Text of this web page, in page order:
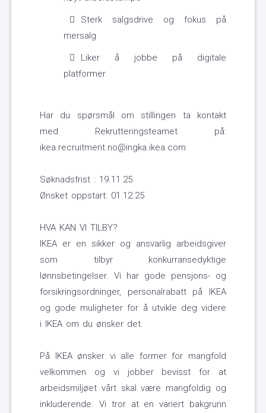
Sterk salgsdrive og fokus på
mersalg
Liker å jobbe på digitale
platformer
Har du spørsmål om stillingen ta kontakt
med Rekrutteringsteamet på:
ikea.recruitment.no@ingka.ikea.com
Søknadsfrist : 19.11.25
Ønsket oppstart: 01.12.25
HVA KAN VI TILBY?
IKEA er en sikker og ansvarlig arbeidsgiver
som tilbyr konkurransedyktige
lønnsbetingelser. Vi har gode pensjons- og
forsikringsordninger, personalrabatt på IKEA
og gode muligheter for å utvikle deg videre
i IKEA om du ønsker det.
På IKEA ønsker vi alle former for mangfold
velkommen og vi jobber bevisst for at
arbeidsmiljøet vårt skal være mangfoldig og
inkluderende. Vi tror at en variert bakgrunn